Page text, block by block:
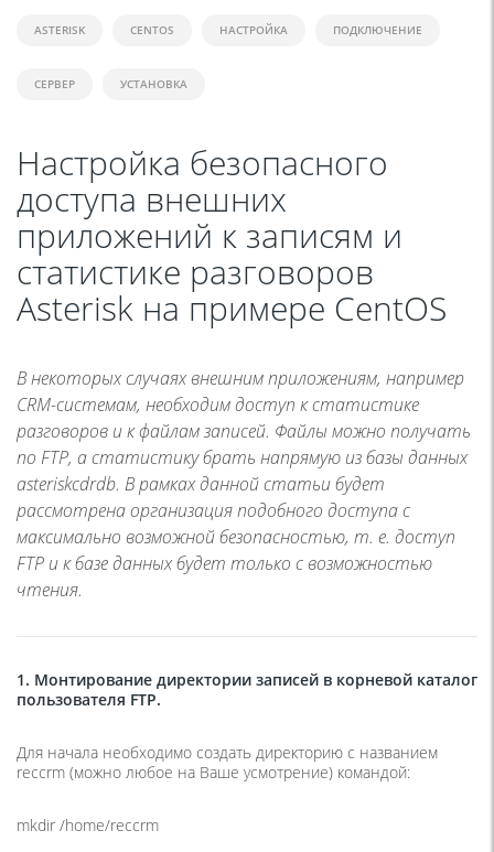
ASTERISK CENTOS НАСТРОЙКА ПОДКЛЮЧЕНИЕ
СЕРВЕР УСТАНОВКА
Настройка безопасного
доступа внешних
приложений к записям и
статистике разговоров
Asterisk на примере CentOS
В некоторых случаях внешним приложениям, например
CRM-системам, необходим доступ к статистике
разговоров и к файлам записей. Файлы можно получать
по FTP, а статистику брать напрямую из базы данных
asteriskcdrdb. В рамках данной статьи будет
рассмотрена организация подобного доступа с
максимально возможной безопасностью, т. е. доступ
FTP и к базе данных будет только с возможностью
чтения.
1. Монтирование директории записей в корневой каталог
пользователя FTP.
Для начала необходимо создать директорию с названием
reccrm (можно любое на Ваше усмотрение) командой:
mkdir /home/reccrm